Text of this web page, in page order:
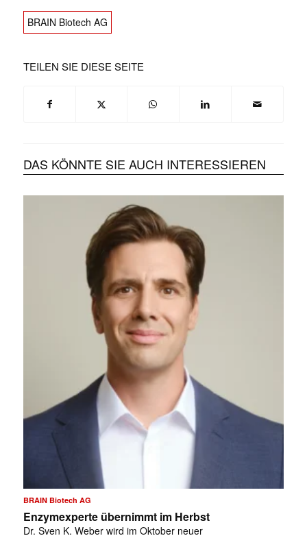
BRAIN Biotech AG
TEILEN SIE DIESE SEITE
DAS KÖNNTE SIE AUCH INTERESSIEREN
BRAIN Biotech AG
Enzymexperte übernimmt im Herbst
Dr. Sven K. Weber wird im Oktober neuer